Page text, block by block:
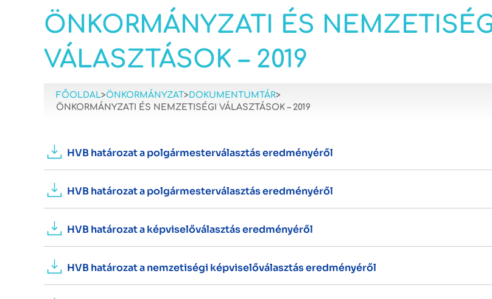
ÖNKORMÁNYZATI ÉS
VÁLASZTÁSOK – 2019
FŐOLDAL>ÖNKORMÁNYZAT>DOKUMENTUMTÁR>
ÖNKORMÁNYZATI ÉS NEMZETISÉGI VÁLASZTÁSOK – 2019
HVB határozat a polgármesterválasztás eredményéről
HVB határozat a polgármesterválasztás eredményéről
HVB határozat a képviselőválasztás eredményéről
HVB határozat a nemzetiségi képviselőválasztás eredményéről